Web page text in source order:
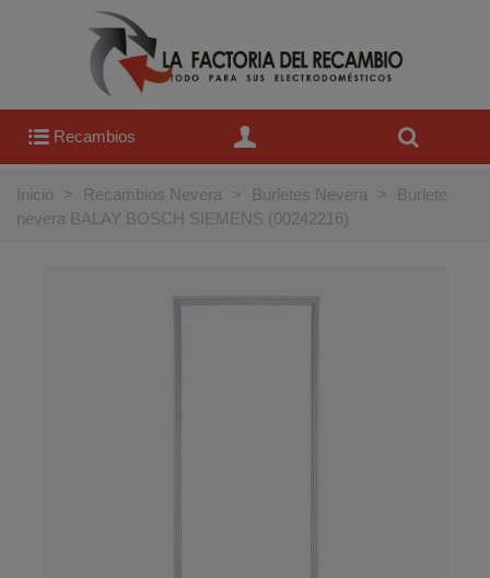
Recambios
Inicio > Recambios Nevera > Burletes Nevera >
Burlete
nevera BALAY BOSCH SIEMENS (00242216)